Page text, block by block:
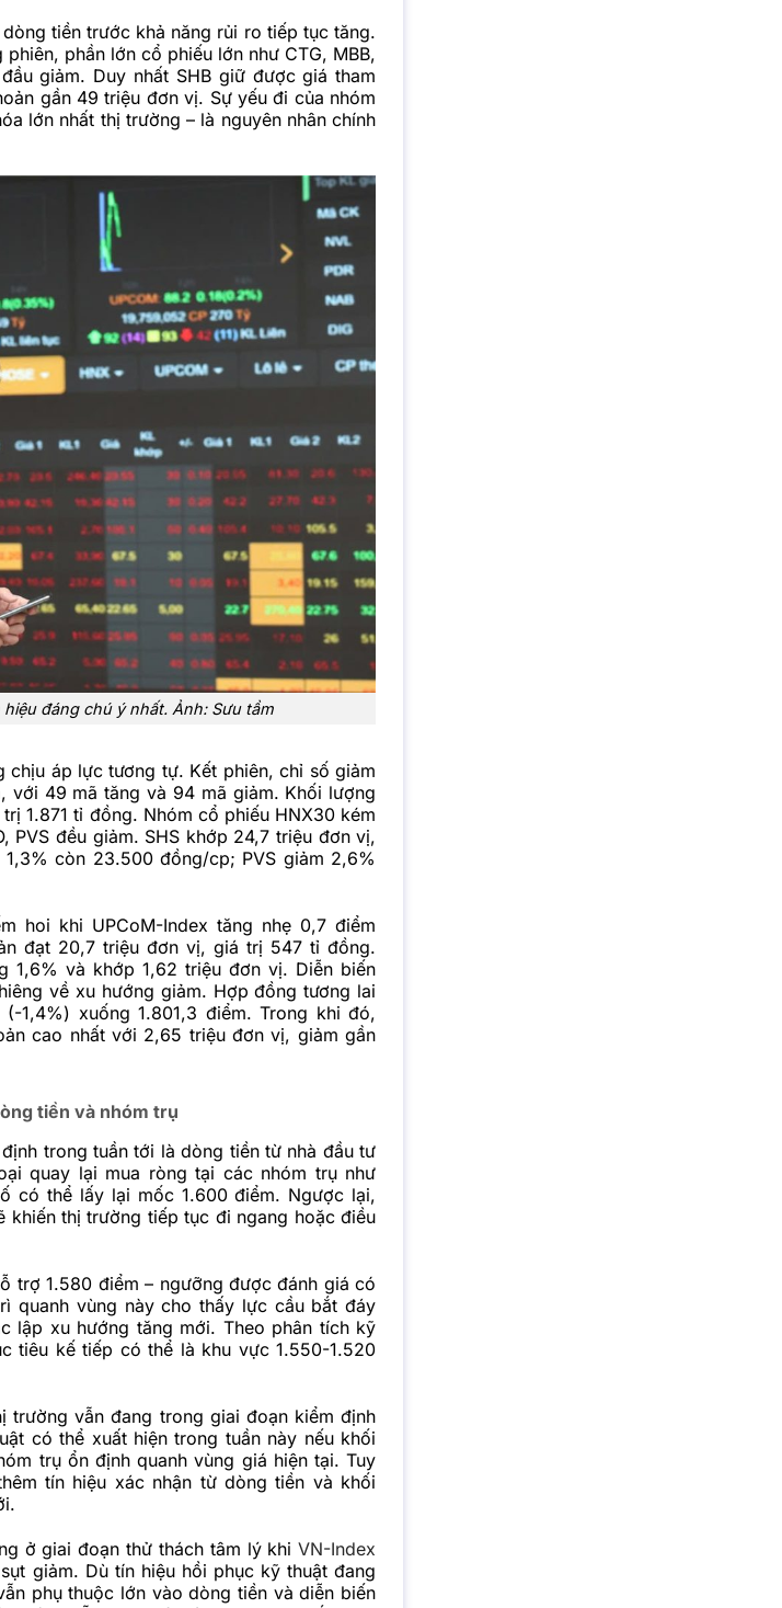
tiền trước khả năng rủi ro tiếp tục tăng.
phần lớn cổ phiếu lớn như CTG, MBB,
giảm. Duy nhất SHB giữ được giá tham
gần 49 triệu đơn vị. Sự yếu đi của nhóm
lớn nhất thị trường – là nguyên nhân chính
đáng chú ý nhất. Ảnh: Sưu tầm
chịu áp lực tương tự. Kết phiên, chỉ số giảm
với 49 mã tăng và 94 mã giảm. Khối lượng
1.871 tỉ đồng. Nhóm cổ phiếu HNX30 kém
PVS đều giảm. SHS khớp 24,7 triệu đơn vị,
còn 23.500 đồng/cp; PVS giảm 2,6%
hoi khi UPCoM-Index tăng nhẹ 0,7 điểm
đạt 20,7 triệu đơn vị, giá trị 547 tỉ đồng.
1,6% và khớp 1,62 triệu đơn vị. Diễn biến
về xu hướng giảm. Hợp đồng tương lai
1,4%) xuống 1.801,3 điểm. Trong khi đó,
cao nhất với 2,65 triệu đơn vị, giảm gần
tiền và nhóm trụ
trong tuần tới là dòng tiền từ nhà đầu tư
quay lại mua ròng tại các nhóm trụ như
có thể lấy lại mốc 1.600 điểm. Ngược lại,
khiến thị trường tiếp tục đi ngang hoặc điều
trợ 1.580 điểm – ngưỡng được đánh giá có
quanh vùng này cho thấy lực cầu bắt đáy
lập xu hướng tăng mới. Theo phân tích kỹ
tiêu kế tiếp có thể là khu vực 1.550-1.520
trường vẫn đang trong giai đoạn kiểm định
có thể xuất hiện trong tuần này nếu khối
trụ ổn định quanh vùng giá hiện tại. Tuy
tín hiệu xác nhận từ dòng tiền và khối
ở giai đoạn thử thách tâm lý khiVN-Index
giảm. Dù tín hiệu hồi phục kỹ thuật đang
phụ thuộc lớn vào dòng tiền và diễn biến